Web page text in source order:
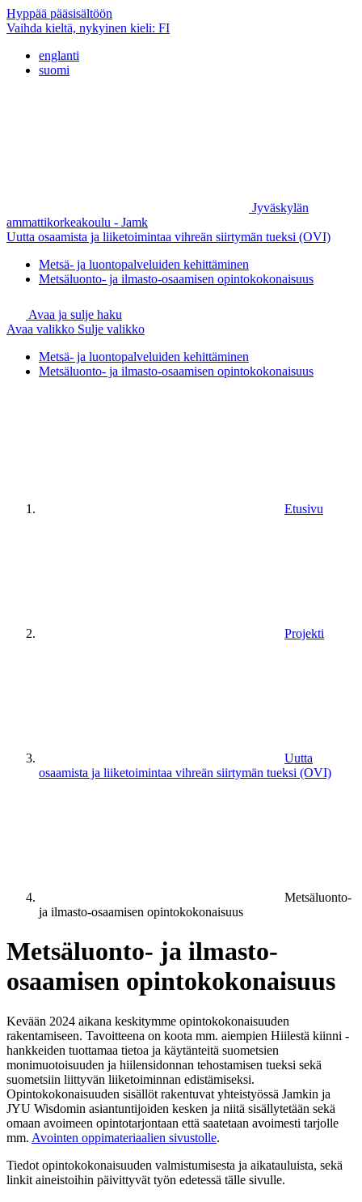
Hyppää pääsisältöön
Vaihda kieltä, nykyinen kieli: FI
englanti
suomi
Jyväskylän
ammattikorkeakoulu - Jamk
Uutta osaamista ja liiketoimintaa vihreän siirtymän tueksi (OVI)
Metsä- ja luontopalveluiden kehittäminen
Metsäluonto- ja ilmasto-osaamisen opintokokonaisuus
Avaa ja sulje haku
Avaa valikko Sulje valikko
Metsä- ja luontopalveluiden kehittäminen
Metsäluonto- ja ilmasto-osaamisen opintokokonaisuus
Etusivu
Projekti
Uutta
osaamista ja liiketoimintaa vihreän siirtymän tueksi (OVI)
Metsäluonto-
ja ilmasto-osaamisen opintokokonaisuus
Metsäluonto- ja ilmasto-
osaamisen opintokokonaisuus
Kevään 2024 aikana keskitymme opintokokonaisuuden
rakentamiseen. Tavoitteena on koota mm. aiempien Hiilestä kiinni -
hankkeiden tuottamaa tietoa ja käytänteitä suometsien
monimuotoisuuden ja hiilensidonnan tehostamisen tueksi sekä
suometsiin liittyvän liiketoiminnan edistämiseksi.
Opintokokonaisuuden sisällöt rakentuvat yhteistyössä Jamkin ja
JYU Wisdomin asiantuntijoiden kesken ja niitä sisällytetään sekä
omaan avoimeen opintotarjontaan että saatetaan avoimesti tarjolle
mm. Avointen oppimateriaalien sivustolle.
Tiedot opintokokonaisuuden valmistumisesta ja aikatauluista, sekä
linkit aineistoihin päivittyvät työn edetessä tälle sivulle.